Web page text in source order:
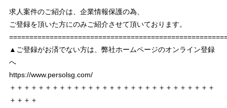
求人案件のご紹介は、企業情報保護の為、
ご登録を頂いた方にのみご紹介させて頂いております。
▲ご登録がお済でない方は、弊社ホームページのオンライン登録
へ
https://www.persolsg.com/
＋＋＋＋＋＋＋＋＋＋＋＋＋＋＋＋＋＋＋＋＋＋＋＋＋＋＋＋＋
＋＋＋＋